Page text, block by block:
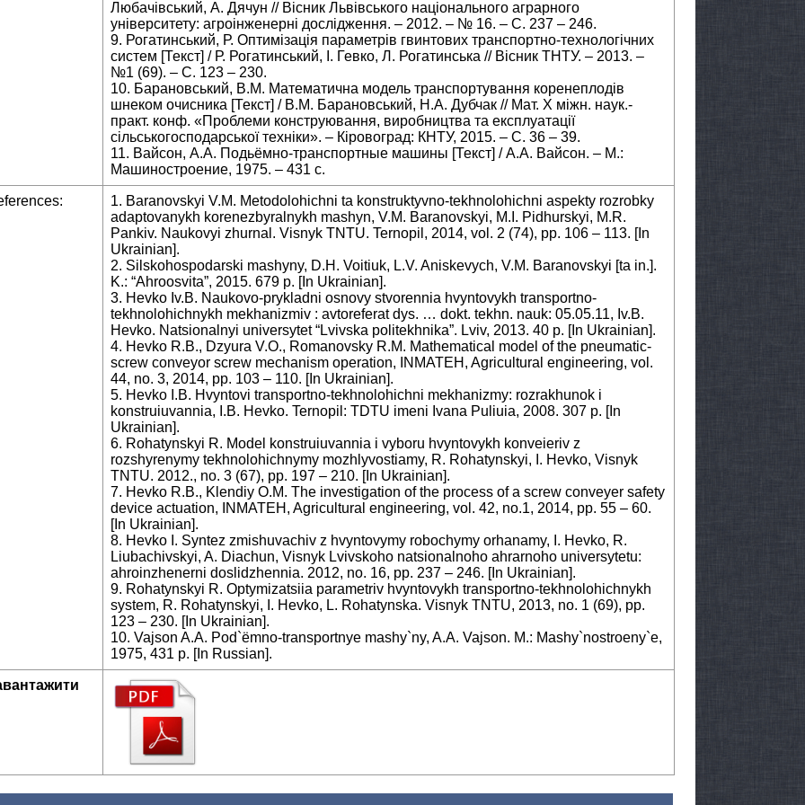
Любачівський, А. Дячун // Вісник Львівського національного аграрного
університету: агроінженерні дослідження. – 2012. – № 16. – С. 237 – 246.
9. Рогатинський, Р. Оптимізація параметрів гвинтових транспортно-технологічних
систем [Текст] / Р. Рогатинський, І. Гевко, Л. Рогатинська // Вісник ТНТУ. – 2013. –
№1 (69). – С. 123 – 230.
10. Барановський, В.М. Математична модель транспортування коренеплодів
шнеком очисника [Текст] / В.М. Барановський, Н.А. Дубчак // Мат. Х міжн. наук.-
практ. конф. «Проблеми конструювання, виробництва та експлуатації
сільськогосподарської техніки». – Кіровоград: КНТУ, 2015. – С. 36 – 39.
11. Вайсон, А.А. Подьёмно-транспортные машины [Текст] / А.А. Вайсон. – М.:
Машиностроение, 1975. – 431 с.
1. Baranovskyi V.M. Metodolohichni ta konstruktyvno-tekhnolohichni aspekty rozrobky
adaptovanykh korenezbyralnykh mashyn, V.M. Baranovskyi, M.I. Pidhurskyi, M.R.
Pankiv. Naukovyi zhurnal. Visnyk TNTU. Ternopil, 2014, vol. 2 (74), рр. 106 – 113. [In
Ukrainian].
2. Silskohospodarski mashyny, D.H. Voitiuk, L.V. Aniskevych, V.M. Baranovskyi [ta in.].
K.: “Ahroosvita”, 2015. 679 p. [In Ukrainian].
3. Hevko Iv.B. Naukovo-prykladni osnovy stvorennia hvyntovykh transportno-
tekhnolohichnykh mekhanizmiv : avtoreferat dys. … dokt. tekhn. nauk: 05.05.11, Iv.B.
Hevko. Natsionalnyi universytet “Lvivska politekhnika”. Lviv, 2013. 40 p. [In Ukrainian].
4. Hevko R.B., Dzyura V.O., Romanovsky R.M. Mathematical model of the pneumatic-
screw conveyor screw mechanism operation, INMATEH, Agricultural engineering, vol.
44, no. 3, 2014, pp. 103 – 110. [In Ukrainian].
5. Hevko I.B. Hvyntovi transportno-tekhnolohichni mekhanizmy: rozrakhunok i
konstruiuvannia, I.B. Hevko. Ternopil: TDTU imeni Ivana Puliuia, 2008. 307 p. [In
Ukrainian].
6. Rohatynskyi R. Model konstruiuvannia i vyboru hvyntovykh konveieriv z
rozshyrenymy tekhnolohichnymy mozhlyvostiamy, R. Rohatynskyi, I. Hevko, Visnyk
TNTU. 2012., no. 3 (67), рр. 197 – 210. [In Ukrainian].
7. Hevko R.B., Klendiy O.M. The investigation of the process of a screw conveyer safety
device actuation, INMATEH, Agricultural engineering, vol. 42, no.1, 2014, pp. 55 – 60.
[In Ukrainian].
8. Hevko I. Syntez zmishuvachiv z hvyntovymy robochymy orhanamy, I. Hevko, R.
Liubachivskyi, A. Diachun, Visnyk Lvivskoho natsionalnoho ahrarnoho universytetu:
ahroinzhenerni doslidzhennia. 2012, no. 16, pp. 237 – 246. [In Ukrainian].
9. Rohatynskyi R. Optymizatsiia parametriv hvyntovykh transportno-tekhnolohichnykh
system, R. Rohatynskyi, I. Hevko, L. Rohatynska. Visnyk TNTU, 2013, no. 1 (69), pp.
123 – 230. [In Ukrainian].
10. Vajson A.A. Pod`ëmno-transportnye mashy`ny, A.A. Vajson. M.: Mashy`nostroeny`e,
1975, 431 p. [In Russian].